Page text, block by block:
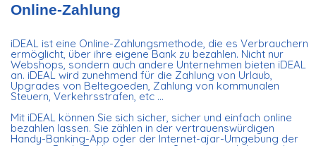
Online-Zahlung
iDEAL ist eine Online-Zahlungsmethode, die es Verbrauchern
ermöglicht, über ihre eigene Bank zu bezahlen. Nicht nur
Webshops, sondern auch andere Unternehmen bieten iDEAL
an. iDEAL wird zunehmend für die Zahlung von Urlaub,
Upgrades von Beltegoeden, Zahlung von kommunalen
Steuern, Verkehrsstrafen, etc ...
Mit iDEAL können Sie sich sicher, sicher und einfach online
bezahlen lassen. Sie zählen in der vertrauenswürdigen
Handy-Banking-App oder der Internet-ajar-Umgebung der